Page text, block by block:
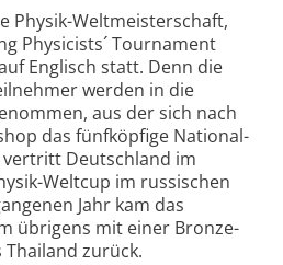
Physik-Weltmeisterschaft,
Physicists´ Tournament
Englisch statt. Denn die
werden in die
aus der sich nach
das fünf­köpfige National­
Deutschland im
Weltcup im russischen
Jahr kam das
übrigens mit einer Bronze-
Thailand zurück.